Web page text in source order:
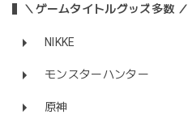
＼ゲームタイトルグッズ多数 ／
NIKKE
モンスターハンター
原神